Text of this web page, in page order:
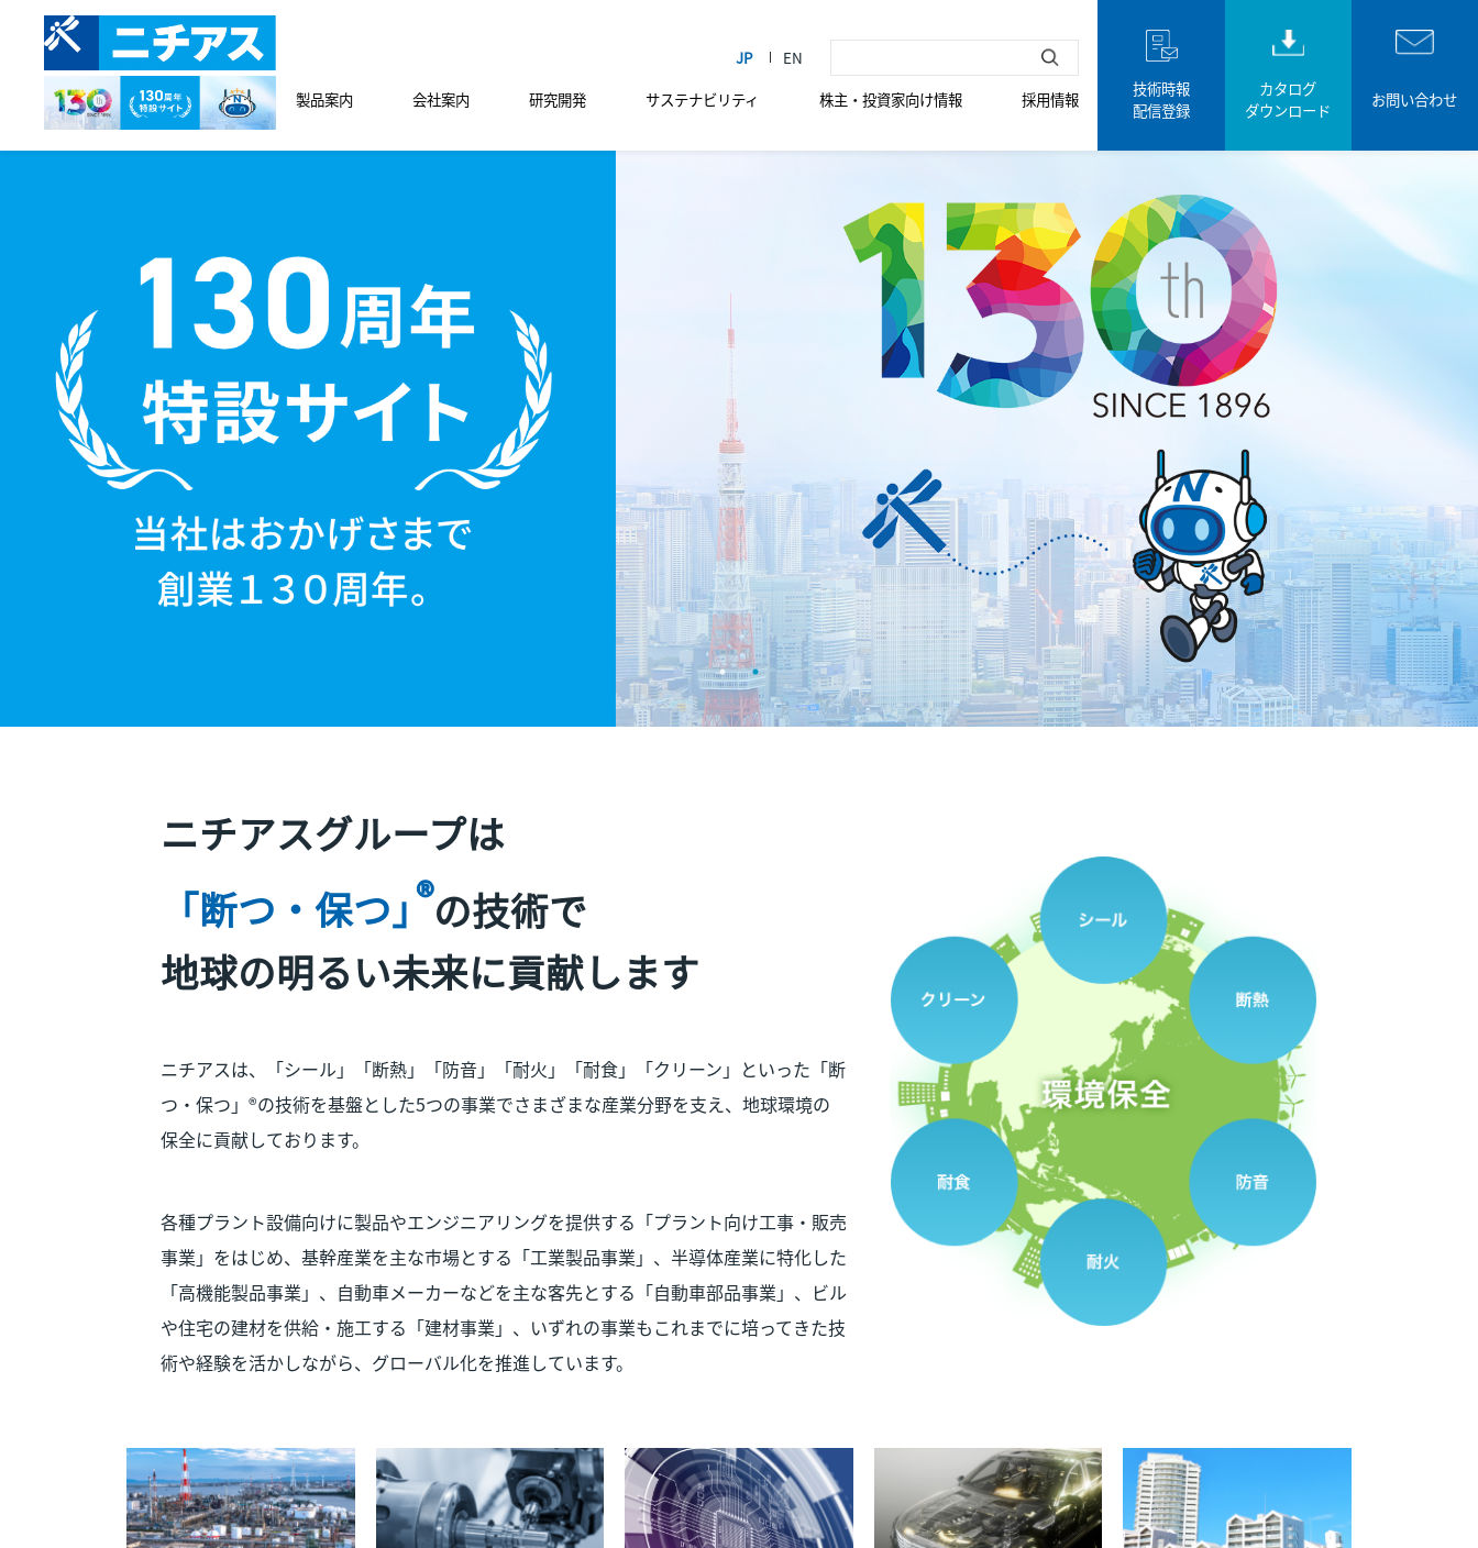
製品案内 会社案内 研究開発 サステナビリティ 株主・投資家向け情報 採用情報
技術時報
配信登録
カタログ
ダウンロード
お問い合わせ
ニチアスグループは
「断つ・保つ」
®の技術で
地球の明るい未来に貢献します
ニチアスは、「シール」「断熱」「防音」「耐火」「耐食」「クリーン」といった「断
つ・保つ」®の技術を基盤とした5つの事業でさまざまな産業分野を支え、地球環境の
保全に貢献しております。
各種プラント設備向けに製品やエンジニアリングを提供する「プラント向け工事・販売
事業」をはじめ、基幹産業を主な市場とする「工業製品事業」、半導体産業に特化した
「高機能製品事業」、自動車メーカーなどを主な客先とする「自動車部品事業」、ビル
や住宅の建材を供給・施工する「建材事業」、いずれの事業もこれまでに培ってきた技
術や経験を活かしながら、グローバル化を推進しています。